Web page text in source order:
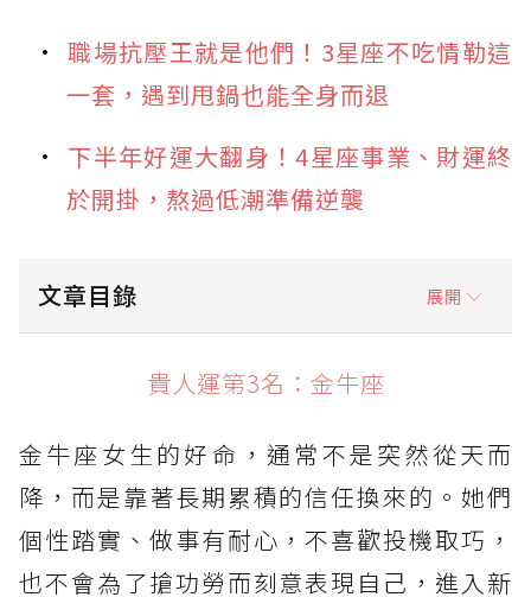
職場抗壓王就是他們！3星座不吃情勒這
一套，遇到甩鍋也能全身而退
下半年好運大翻身！4星座事業、財運終
於開掛，熬過低潮準備逆襲
文章目錄 展開
貴人運第3名：金牛座
貴人運第1名：天秤座
貴人運第3名：金牛座
金牛座女生的好命，通常不是突然從天而
降，而是靠著長期累積的信任換來的。她們
個性踏實、做事有耐心，不喜歡投機取巧，
也不會為了搶功勞而刻意表現自己，進入新